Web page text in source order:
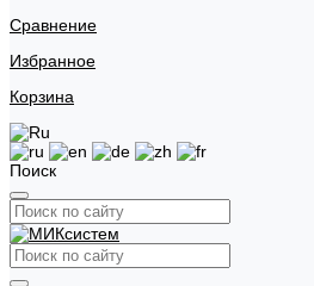
Сравнение
Избранное
Корзина
Поиск